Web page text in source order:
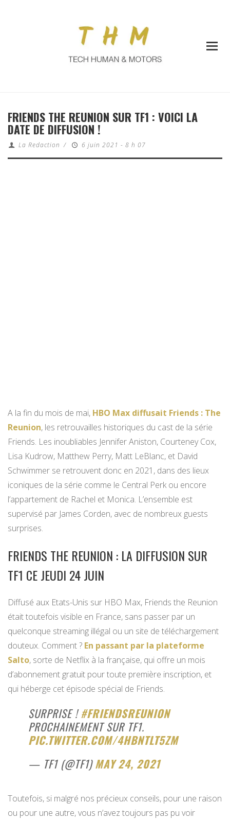
FRIENDS THE REUNION SUR TF1 : VOICI LA
DATE DE DIFFUSION !
La Redaction / 6 juin 2021 - 8 h 07
A la fin du mois de mai, HBO Max diffusait Friends : The
Reunion, les retrouvailles historiques du cast de la série
Friends. Les inoubliables Jennifer Aniston, Courteney Cox,
Lisa Kudrow, Matthew Perry, Matt LeBlanc, et David
Schwimmer se retrouvent donc en 2021, dans des lieux
iconiques de la série comme le Central Perk ou encore
l’appartement de Rachel et Monica. L’ensemble est
supervisé par James Corden, avec de nombreux guests
surprises.
FRIENDS THE REUNION : LA DIFFUSION SUR
TF1 CE JEUDI 24 JUIN
Diffusé aux Etats-Unis sur HBO Max, Friends the Reunion
était toutefois visible en France, sans passer par un
quelconque streaming illégal ou un site de téléchargement
douteux. Comment ? En passant par la plateforme
Salto, sorte de Netflix à la française, qui offre un mois
d’abonnement gratuit pour toute première inscription, et
qui héberge cet épisode spécial de Friends.
SURPRISE !#FRIENDSREUNION
PROCHAINEMENT SUR TF1.
PIC.TWITTER.COM/4HBNTLT5ZM
— TF1 (@TF1)MAY 24, 2021
Toutefois, si malgré nos précieux conseils, pour une raison
ou pour une autre, vous n’avez toujours pas pu voir